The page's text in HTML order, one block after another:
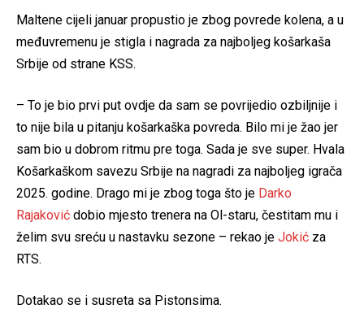
Maltene cijeli januar propustio je zbog povrede kolena, a u
međuvremenu je stigla i nagrada za najboljeg košarkaša
Srbije od strane KSS.
– To je bio prvi put ovdje da sam se povrijedio ozbiljnije i
to nije bila u pitanju košarkaška povreda. Bilo mi je žao jer
sam bio u dobrom ritmu pre toga. Sada je sve super. Hvala
Košarkaškom savezu Srbije na nagradi za najboljeg igrača
2025. godine. Drago mi je zbog toga što je Darko
Rajaković dobio mjesto trenera na Ol-staru, čestitam mu i
želim svu sreću u nastavku sezone – rekao je Jokić za
RTS.
Dotakao se i susreta sa Pistonsima.